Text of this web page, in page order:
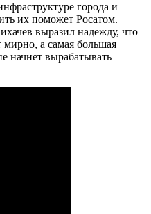
города и
их поможет Росатом.
выразил надежду, что
мирно, а самая большая
начнет вырабатывать